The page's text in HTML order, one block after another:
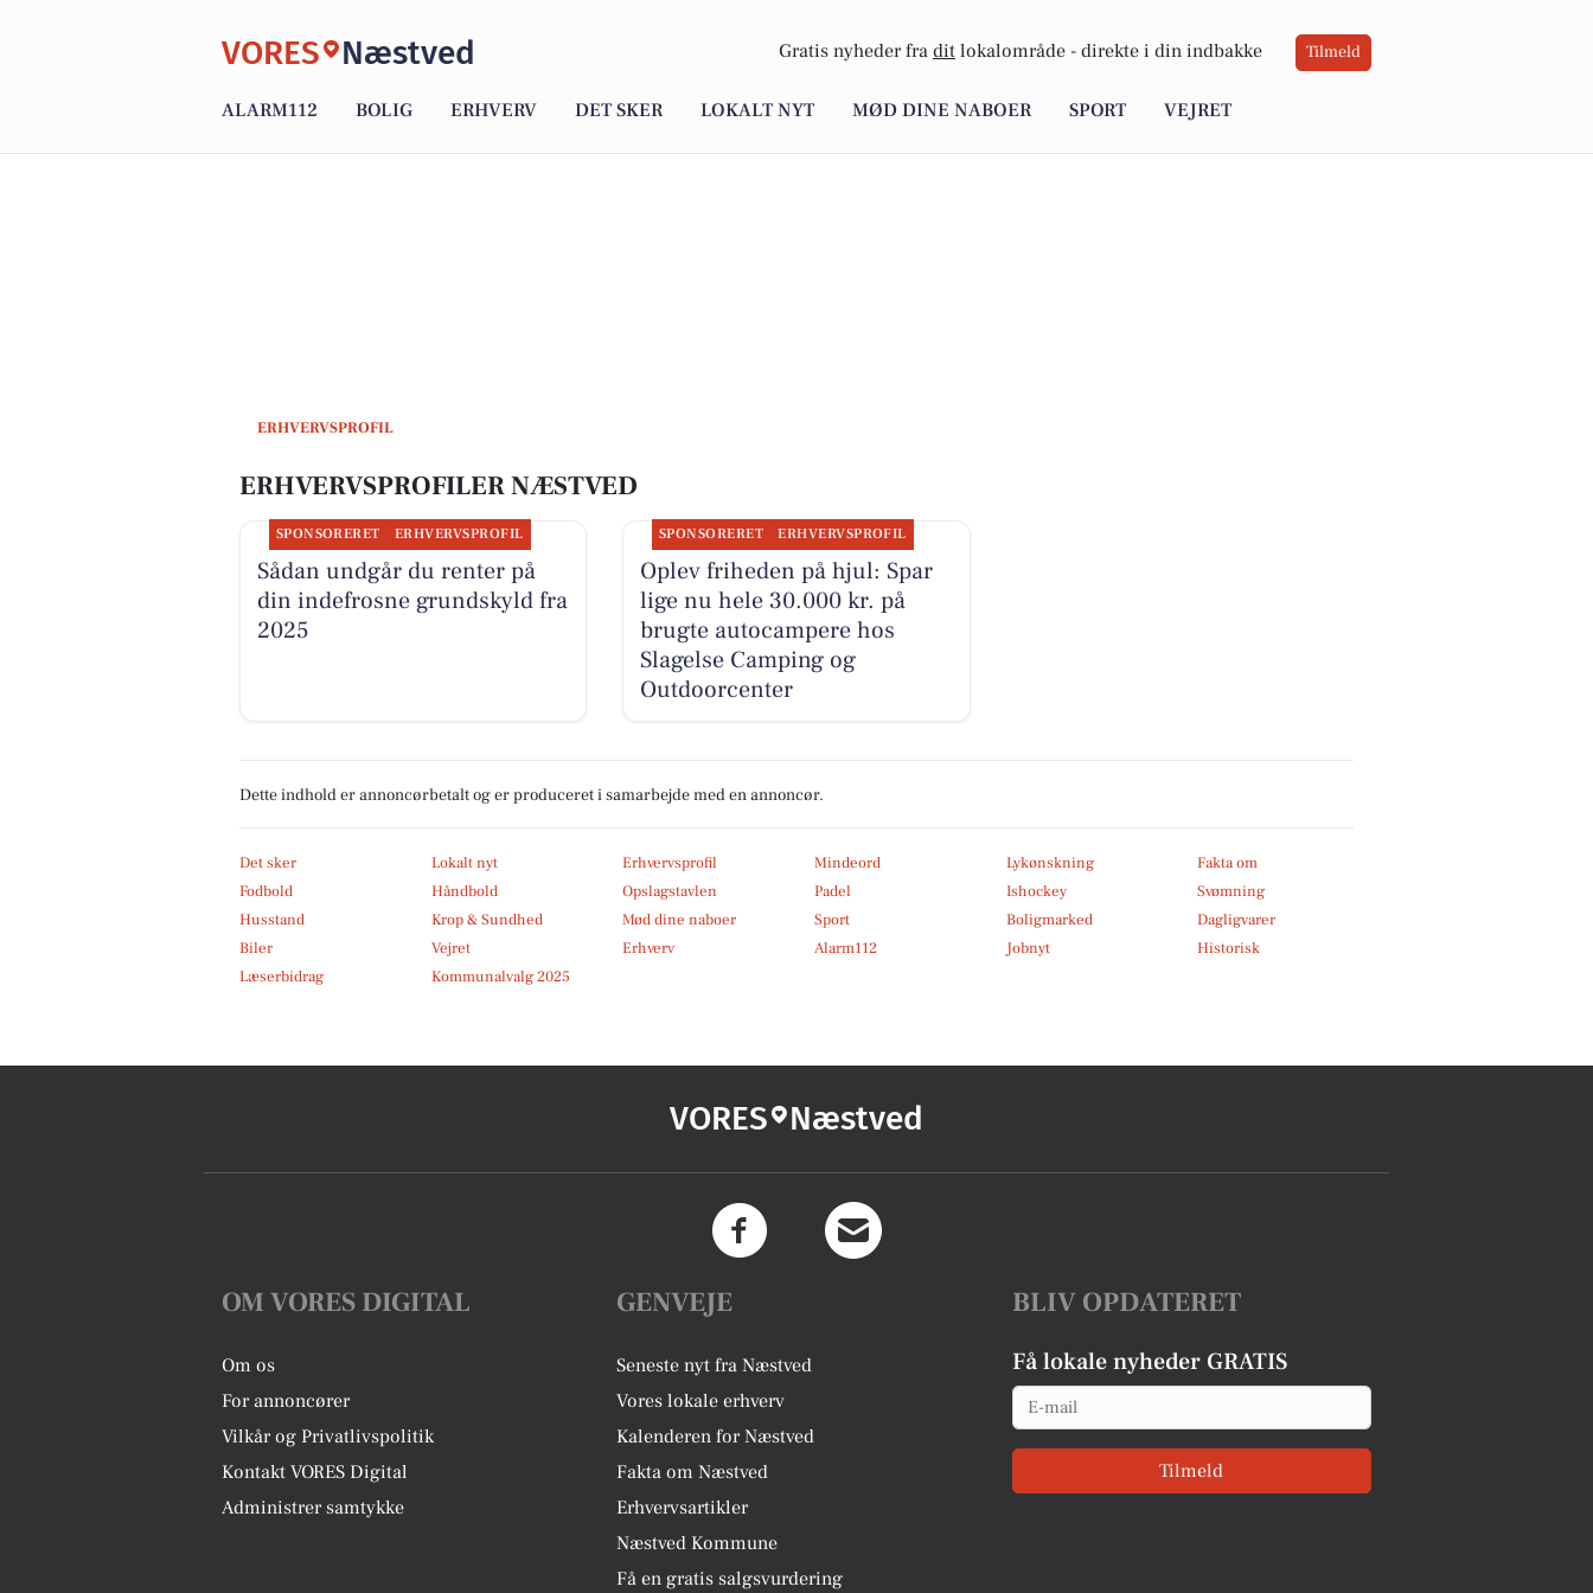
VORES Næstved Gratis nyheder fra dit lokalområde - direkte i din indbakke Tilmeld
ALARM112 BOLIG ERHVERV DET SKER LOKALT NYT MØD DINE NABOER SPORT VEJRET
ERHVERVSPROFIL
ERHVERVSPROFILER NÆSTVED
SPONSORERET ERHVERVSPROFIL
Sådan undgår du renter på
din indefrosne grundskyld fra
2025
SPONSORERET ERHVERVSPROFIL
Oplev friheden på hjul: Spar
lige nu hele 30.000 kr. på
brugte autocampere hos
Slagelse Camping og
Outdoorcenter
Dette indhold er annoncørbetalt og er produceret i samarbejde med en annoncør.
Det sker Lokalt nyt Erhvervsprofil Mindeord Lykønskning
Fakta om
Fodbold
Håndbold Opslagstavlen Padel Ishockey
Svømning
Husstand
Krop & Sundhed Mød dine naboer Sport Boligmarked
Dagligvarer
Biler
Vejret Erhverv Alarm112 Jobnyt
Historisk
Læserbidrag
Kommunalvalg 2025
VORES Næstved
OM VORES DIGITAL
Om os
For annoncører
Vilkår og Privatlivspolitik
Kontakt VORES Digital
Administrer samtykke
GENVEJE
Seneste nyt fra Næstved
Vores lokale erhverv
Kalenderen for Næstved
Fakta om Næstved
Erhvervsartikler
Næstved Kommune
Få en gratis salgsvurdering
BLIV OPDATERET
Få lokale nyheder GRATIS
Email
Tilmeld